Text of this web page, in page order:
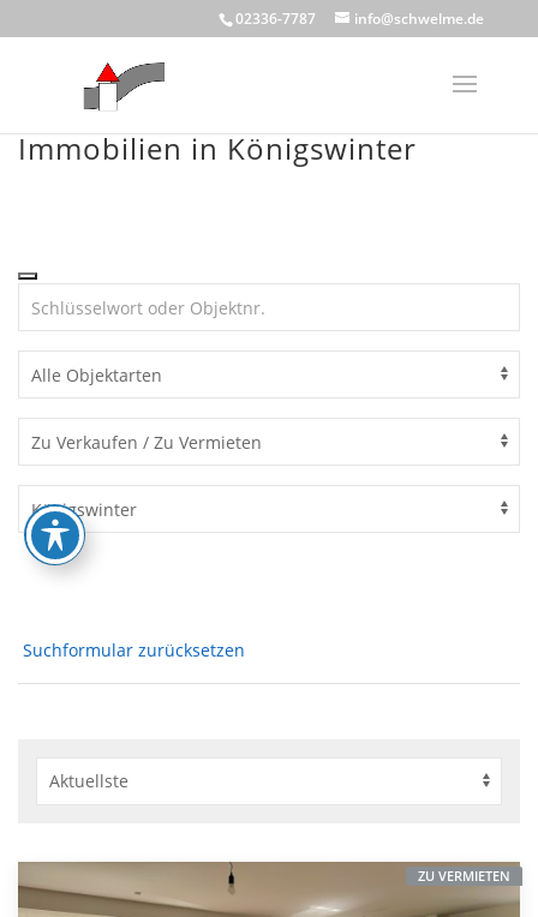
to
02336-7787 info@schwelme.de
Immobilien in Königswinter
Suchformular zurücksetzen
ZU VERMIETEN